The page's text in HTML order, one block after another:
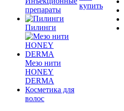
препараты
Пилинги
Мезо нити
HONEY
DERMA
Косметика для
волос
купить